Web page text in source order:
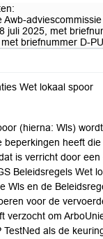
juli 2025, met
briefnummer D-
Wet lokaal spoor
(hierna: Wls)
heeft
is verricht door
Beleidsregels Wet
Wls en de
voor de
verzocht om
als de